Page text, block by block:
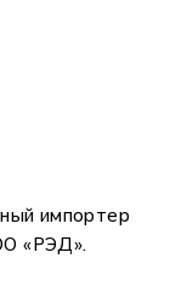
импортер
«РЭД».